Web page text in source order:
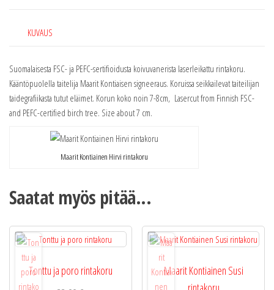
KUVAUS
Suomalaisesta FSC- ja PEFC-sertifioidusta koivuvanerista laserleikattu rintakoru.
Kääntöpuolella taitelija Maarit Kontiaisen signeeraus. Koruissa seikkailevat taiteilijan
taidegrafiikasta tutut eläimet. Korun koko noin 7-8cm, Lasercut from Finnish FSC-
and PEFC-certified birch tree. Size about 7 cm.
Maarit Kontiainen Hirvi rintakoru
Saatat myös pitää...
Tonttu ja poro rintakoru
Maarit Kontiainen Susi